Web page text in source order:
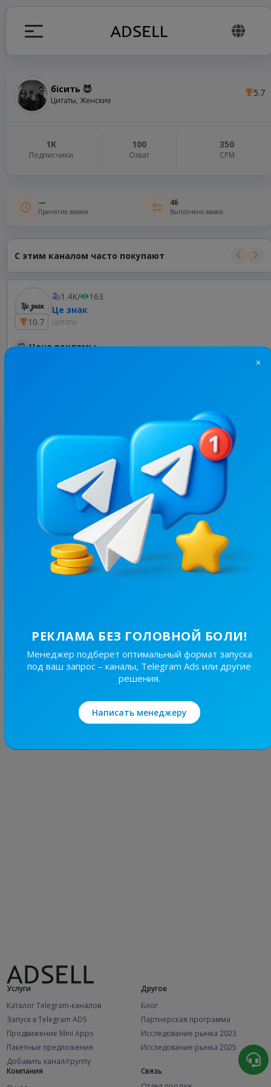
бісить 😈
Цитаты, Женские
5.7
1K
Подписчики
100
Охват
350
СРМ
—
Принятие заявки
46
Выполнено заявок
С этим каналом часто покупают
10.7
1.4K/
163
Це знак
Цитаты
Цена рекламы
@Fa**********
10 апреля 2025, 12:58
0 подписчиков за 35 гривен
Ответа владельца нет
Лучшие по теме
11.3 Женские
Цена рекламы
Услуги
Каталог Telegram-каналов
Запуск в Telegram ADS
Продвижение Mini Apps
Пакетные предложения
Добавить канал/группу
Другое
Блог
Партнерская программа
Исследование рынка 2023
Исследование рынка 2025
Компания
Связь
×
РЕКЛАМА БЕЗ ГОЛОВНОЙ БОЛИ!
Менеджер подберет оптимальный формат запуска
под ваш запрос – каналы, Telegram Ads или другие
решения.
Написать менеджеру